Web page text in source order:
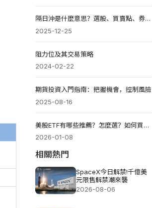
隔日沖是什麼意思？選股、買賣點、券商大戶應對教學2026
2025-12-25
阻力位及其交易策略
2024-02-22
期貨投資入門指南：把握機會，控制風險
2025-08-16
美股ETF有哪些推薦？怎麼選？如何買？ 2026年如何配置？
2026-01-08
相關熱門
SpaceX今日解禁!千億美
元限售解禁潮來襲
2026-08-06